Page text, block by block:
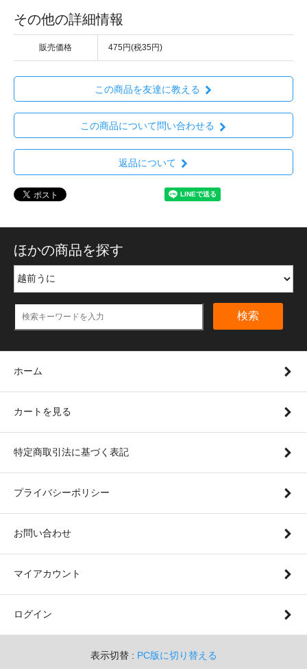
その他の詳細情報
販売価格 475円(税35円)
この商品を友達に教える
この商品について問い合わせる
返品について
ほかの商品を探す
検索
ホーム
カートを見る
特定商取引法に基づく表記
プライバシーポリシー
お問い合わせ
マイアカウント
ログイン
表示切替 : PC版に切り替える